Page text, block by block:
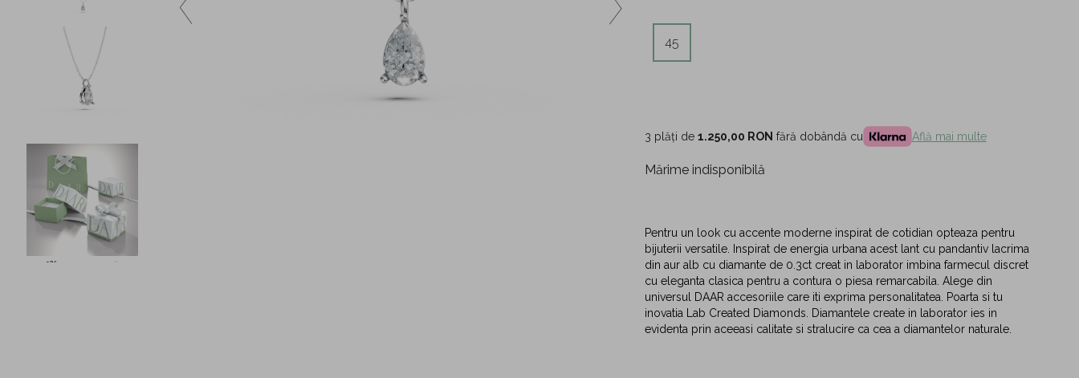
45
3 plăți de 1.250,00 RON fără dobândă cu Află mai multe
Mărime indisponibilă
Pentru un look cu accente moderne inspirat de cotidian opteaza pentru
bijuterii versatile. Inspirat de energia urbana acest lant cu pandantiv lacrima
din aur alb cu diamante de 0.3ct creat in laborator imbina farmecul discret
cu eleganta clasica pentru a contura o piesa remarcabila. Alege din
universul DAAR accesoriile care iti exprima personalitatea. Poarta si tu
inovatia Lab Created Diamonds. Diamantele create in laborator ies in
evidenta prin aceeasi calitate si stralucire ca cea a diamantelor naturale.